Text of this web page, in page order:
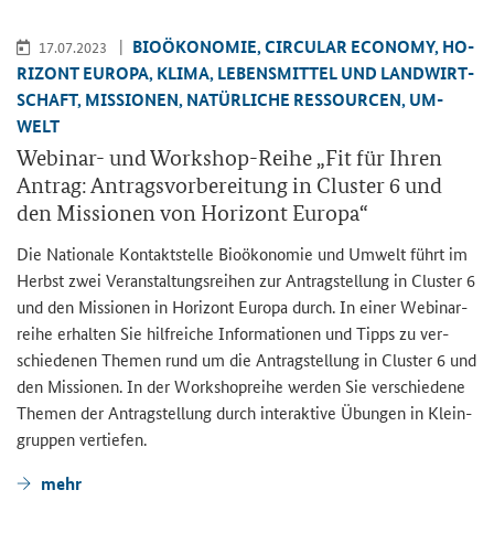
17.07.2023
BIO­ÖKO­NO­MIE, CIR­CU­LAR ECO­NO­MY, HO­
RI­ZONT EU­RO­PA, KLIMA, LE­BENS­MIT­TEL UND LAND­WIRT­
SCHAFT, MIS­SIO­NEN, NA­TÜR­LI­CHE RES­SOUR­CEN, UM­
WELT
Webinar-​ und Workshop-​Reihe „Fit für Ihren
An­trag: An­trags­vor­be­rei­tung in Clus­ter 6 und
den Mis­sio­nen von Ho­ri­zont Eu­ro­pa“
Die Na­tio­na­le Kon­takt­stel­le Bio­öko­no­mie und Um­welt führt im
Herbst zwei Ver­an­stal­tungs­rei­hen zur An­trag­stel­lung in Clus­ter 6
und den Mis­sio­nen in Ho­ri­zont Eu­ro­pa durch. In einer We­bi­nar­
rei­he er­hal­ten Sie hilf­rei­che In­for­ma­tio­nen und Tipps zu ver­
schie­de­nen The­men rund um die An­trag­stel­lung in Clus­ter 6 und
den Mis­sio­nen. In der Work­shoprei­he wer­den Sie ver­schie­de­ne
The­men der An­trag­stel­lung durch in­ter­ak­ti­ve Übun­gen in Klein­
grup­pen ver­tie­fen.
mehr